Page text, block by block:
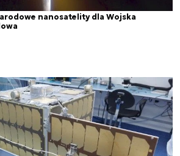
nanosatelity dla Wojska